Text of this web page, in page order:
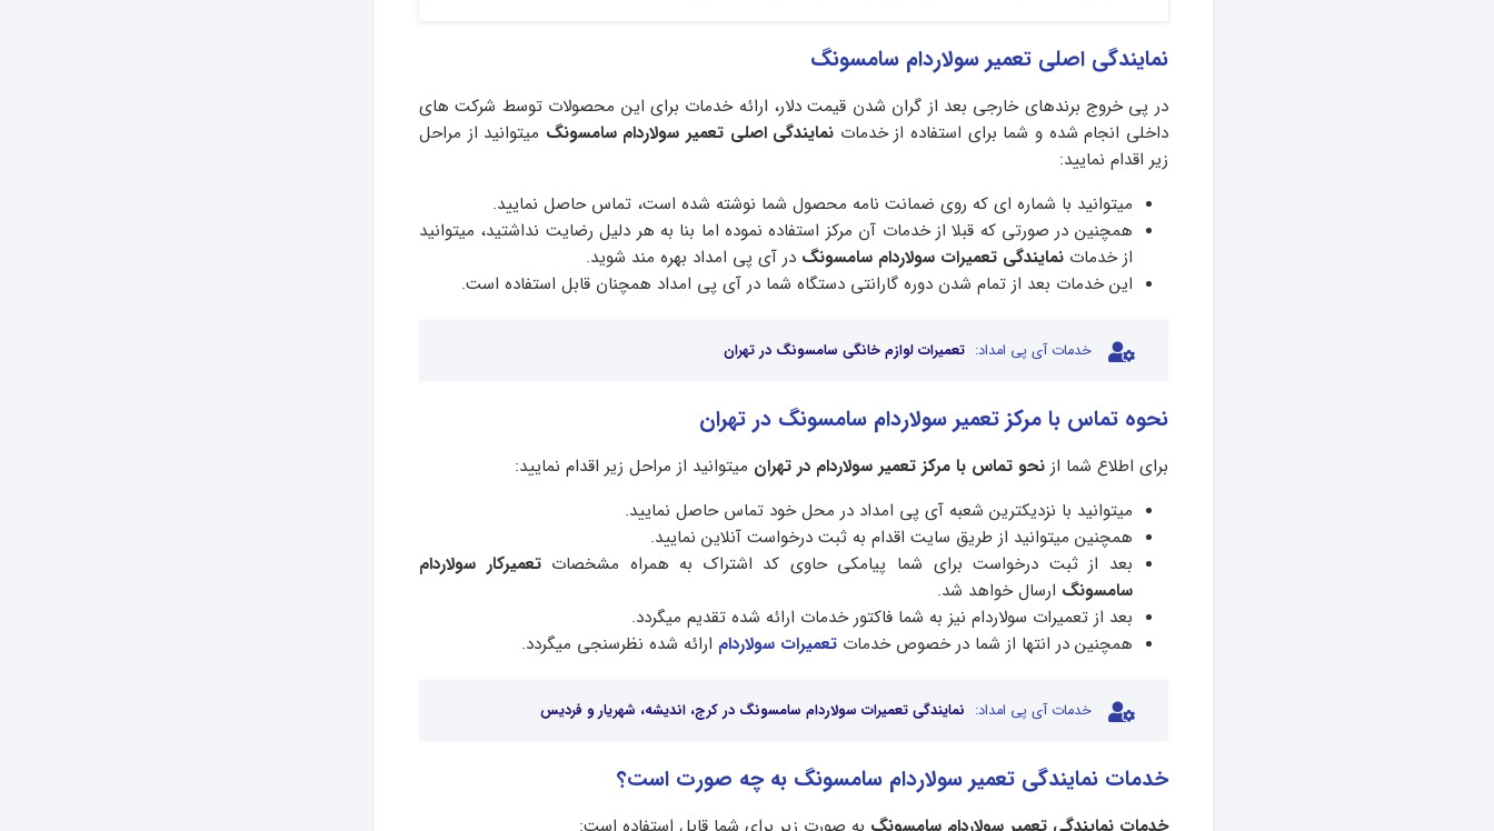
نمایندگی اصلی تعمیر سولاردام سامسونگ
در پی خروج برندهای خارجی بعد از گران شدن قیمت دلار، ارائه خدمات برای این محصولات توسط شرکت های
داخلی انجام شده و شما برای استفاده از خدمات نمایندگی اصلی تعمیر سولاردام سامسونگ میتوانید از مراحل
زیر اقدام نمایید:
میتوانید با شماره ای که روی ضمانت نامه محصول شما نوشته شده است، تماس حاصل نمایید.
همچنین در صورتی که قبلا از خدمات آن مرکز استفاده نموده اما بنا به هر دلیل رضایت نداشتید، میتوانید
از خدماتنمایندگی تعمیرات سولاردام سامسونگ در آی پی امداد بهره مند شوید.
این خدمات بعد از تمام شدن دوره گارانتی دستگاه شما در آی پی امداد همچنان قابل استفاده است.
خدمات آی پی امداد: تعمیرات لوازم خانگی سامسونگ در تهران
نحوه تماس با مرکز تعمیر سولاردام سامسونگ در تهران
برای اطلاع شما ازنحو تماس با مرکز تعمیر سولاردام در تهران میتوانید از مراحل زیر اقدام نمایید:
میتوانید با نزدیکترین شعبه آی پی امداد در محل خود تماس حاصل نمایید.
همچنین میتوانید از طریق سایت اقدام به ثبت درخواست آنلاین نمایید.
بعد از ثبت درخواست برای شما پیامکی حاوی کد اشتراک به همراه مشخصاتتعمیرکار سولاردام
سامسونگ ارسال خواهد شد.
بعد از تعمیرات سولاردام نیز به شما فاکتور خدمات ارائه شده تقدیم میگردد.
همچنین در انتها از شما در خصوص خدماتتعمیرات سولاردام ارائه شده نظرسنجی میگردد.
خدمات آی پی امداد: نمایندگی تعمیرات سولاردام سامسونگ در کرج، اندیشه، شهریار و فردیس
خدمات نمایندگی تعمیر سولاردام سامسونگ به چه صورت است؟